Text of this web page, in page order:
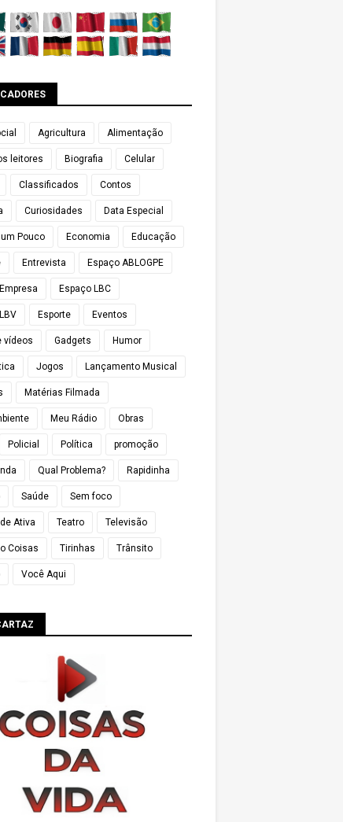
Agricultura Alimentação
leitores Biografia Celular
Classificados Contos
Curiosidades Data Especial
Pouco Economia Educação
Entrevista Espaço ABLOGPE
Espaço LBC
Esporte Eventos
vídeos Gadgets Humor
Jogos Lançamento Musical
Matérias Filmada
Meu Rádio Obras
Policial Política promoção
Qual Problema? Rapidinha
Saúde Sem foco
Ativa Teatro Televisão
Coisas Tirinhas Trânsito
Você Aqui